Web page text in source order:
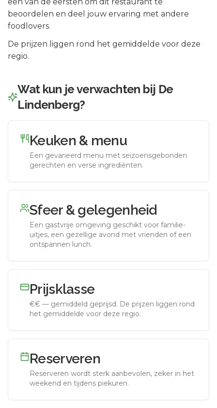
beoordelen en deel jouw ervaring met andere
foodlovers.
De prijzen liggen rond het gemiddelde voor deze
regio.
Wat kun je verwachten bij De
Lindenberg?
Keuken & menu
Een gevarieerd menu met seizoensgebonden
gerechten en verse ingrediënten.
Sfeer & gelegenheid
Een gastvrije omgeving geschikt voor familie-
uitjes, een gezellige avond met vrienden of een
ontspannen lunch.
Prijsklasse
€€ — gemiddeld geprijsd. De prijzen liggen rond
het gemiddelde voor deze regio.
Reserveren
Reserveren wordt sterk aanbevolen, zeker in het
weekend en tijdens piekuren.